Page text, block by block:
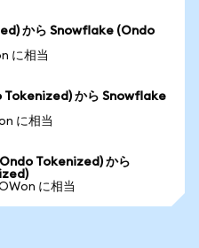
から Snowflake (Ondo
に相当
Tokenized) から Snowflake
に相当
Tokenized) から
に相当